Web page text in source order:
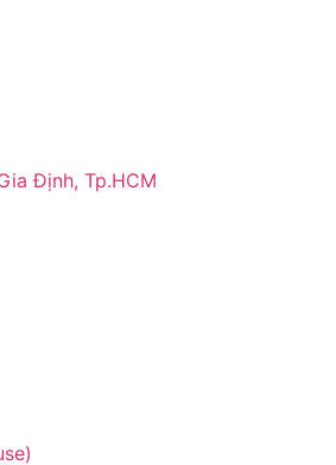
Định, Tp.HCM